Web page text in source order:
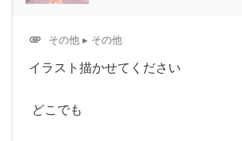
attachment その他 ▸ その他
イラスト描かせてください
どこでも